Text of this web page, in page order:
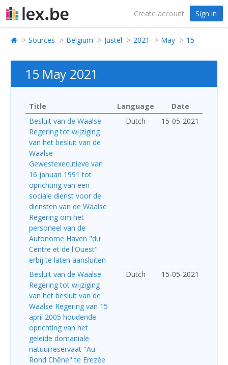
Create account Sign in
Sources Belgium Justel 2021 May 15
15 May 2021
Title Language
Date
Besluit van de Waalse
Regering tot wijziging
van het besluit van de
Waalse
Gewestexecutieve van
16 januari 1991 tot
oprichting van een
sociale dienst voor de
diensten van de Waalse
Regering om het
personeel van de
Autonome Haven "du
Centre et de l'Ouest"
erbij te laten aansluiten
Dutch 15-05-2021
Besluit van de Waalse
Regering tot wijziging
van het besluit van de
Waalse Regering van 15
april 2005 houdende
oprichting van het
geleide domaniale
natuurreservaat "Au
Rond Chêne" te Erezée
Dutch 15-05-2021